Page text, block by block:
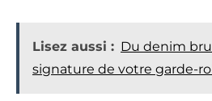
Lisez aussi : Du denim
signature de votre garde-